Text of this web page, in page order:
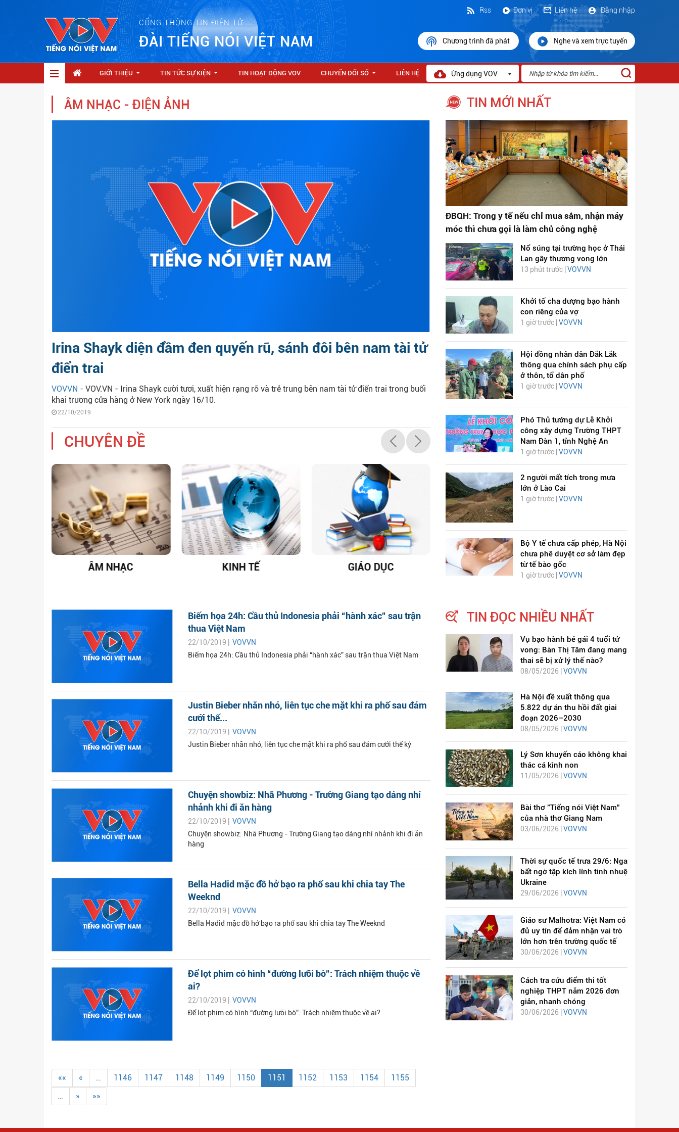
CỔNG THÔNG TIN ĐIỆN TỬ
ĐÀI TIẾNG NÓI VIỆT NAM
Đăng nhập
Liên hệ
Đơn vị
Rss
Chương trình đã phát Nghe và xem trực tuyến
GIỚI THIỆU TIN TỨC SỰ KIỆN TIN HOẠT ĐỘNG VOV CHUYỂN ĐỔI SỐ LIÊN HỆ Ứng dụng VOV
ÂM NHẠC - ĐIỆN ẢNH
Irina Shayk diện đầm đen quyến rũ, sánh đôi bên nam tài tử
điển trai
VOVVN - VOV.VN - Irina Shayk cười tươi, xuất hiện rạng rỡ và trẻ trung bên nam tài tử điển trai trong buổi
khai trương cửa hàng ở New York ngày 16/10.
22/10/2019
CHUYÊN ĐỀ
ÂM NHẠC KINH TẾ GIÁO DỤC
DỊCH VIÊM PHỔI COVID-
Biếm họa 24h: Cầu thủ Indonesia phải “hành xác” sau trận
thua Việt Nam
22/10/2019 | VOVVN
Biếm họa 24h: Cầu thủ Indonesia phải “hành xác” sau trận thua Việt Nam
Justin Bieber nhăn nhó, liên tục che mặt khi ra phố sau đám
cưới thế...
22/10/2019 | VOVVN
Justin Bieber nhăn nhó, liên tục che mặt khi ra phố sau đám cưới thế kỷ
Chuyện showbiz: Nhã Phương - Trường Giang tạo dáng nhí
nhảnh khi đi ăn hàng
22/10/2019 | VOVVN
Chuyện showbiz: Nhã Phương - Trường Giang tạo dáng nhí nhảnh khi đi ăn
hàng
Bella Hadid mặc đồ hở bạo ra phố sau khi chia tay The
Weeknd
22/10/2019 | VOVVN
Bella Hadid mặc đồ hở bạo ra phố sau khi chia tay The Weeknd
Để lọt phim có hình “đường lưỡi bò”: Trách nhiệm thuộc về
ai?
22/10/2019 | VOVVN
Để lọt phim có hình “đường lưỡi bò”: Trách nhiệm thuộc về ai?
«« « … 1146 1147 1148 1149 1150 1151 1152 1153 1154
1155
…
» »»
TIN MỚI NHẤT
ĐBQH: Trong y tế nếu chỉ mua sắm, nhận máy
móc thì chưa gọi là làm chủ công nghệ
Nổ súng tại trường học ở Thái
Lan gây thương vong lớn
13 phút trước | VOVVN
Khởi tố cha dượng bạo hành
con riêng của vợ
1 giờ trước | VOVVN
Hội đồng nhân dân Đắk Lắk
thông qua chính sách phụ cấp
ở thôn, tổ dân phố
1 giờ trước | VOVVN
Phó Thủ tướng dự Lễ Khởi
công xây dựng Trường THPT
Nam Đàn 1, tỉnh Nghệ An
1 giờ trước | VOVVN
2 người mất tích trong mưa
lớn ở Lào Cai
1 giờ trước | VOVVN
Bộ Y tế chưa cấp phép, Hà Nội
chưa phê duyệt cơ sở làm đẹp
từ tế bào gốc
1 giờ trước | VOVVN
TIN ĐỌC NHIỀU NHẤT
Vụ bạo hành bé gái 4 tuổi tử
vong: Bàn Thị Tâm đang mang
thai sẽ bị xử lý thế nào?
08/05/2026 | VOVVN
Hà Nội đề xuất thông qua
5.822 dự án thu hồi đất giai
đoạn 2026–2030
08/05/2026 | VOVVN
Lý Sơn khuyến cáo không khai
thác cá kình non
11/05/2026 | VOVVN
Bài thơ "Tiếng nói Việt Nam"
của nhà thơ Giang Nam
03/06/2026 | VOVVN
Thời sự quốc tế trưa 29/6: Nga
bất ngờ tập kích lính tinh nhuệ
Ukraine
29/06/2026 |VOVVN
Giáo sư Malhotra: Việt Nam có
đủ uy tín để đảm nhận vai trò
lớn hơn trên trường quốc tế
30/06/2026 | VOVVN
Cách tra cứu điểm thi tốt
nghiệp THPT năm 2026 đơn
giản, nhanh chóng
30/06/2026 | VOVVN